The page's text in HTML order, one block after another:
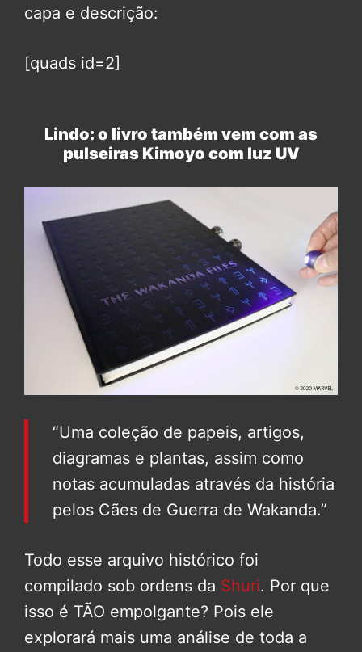
capa e descrição:
[quads id=2]
Lindo: o livro também vem com as
pulseiras Kimoyo com luz UV
“Uma coleção de papeis, artigos,
diagramas e plantas, assim como
notas acumuladas através da história
pelos Cães de Guerra de Wakanda.”
Todo esse arquivo histórico foi
compilado sob ordens da Shuri. Por que
isso é TÃO empolgante? Pois ele
explorará mais uma análise de toda a